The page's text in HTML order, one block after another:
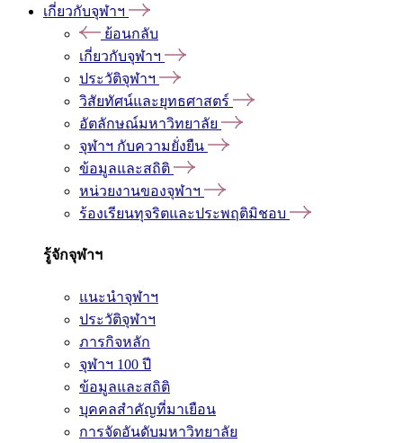
เกี่ยวกับจุฬาฯ
ย้อนกลับ
เกี่ยวกับจุฬาฯ
ประวัติจุฬาฯ
วิสัยทัศน์และยุทธศาสตร์
อัตลักษณ์มหาวิทยาลัย
จุฬาฯ กับความยั่งยืน
ข้อมูลและสถิติ
หน่วยงานของจุฬาฯ
ร้องเรียนทุจริตและประพฤติมิชอบ
รู้จักจุฬาฯ
แนะนำจุฬาฯ
ประวัติจุฬาฯ
ภารกิจหลัก
จุฬาฯ 100 ปี
ข้อมูลและสถิติ
บุคคลสำคัญที่มาเยือน
การจัดอันดับมหาวิทยาลัย